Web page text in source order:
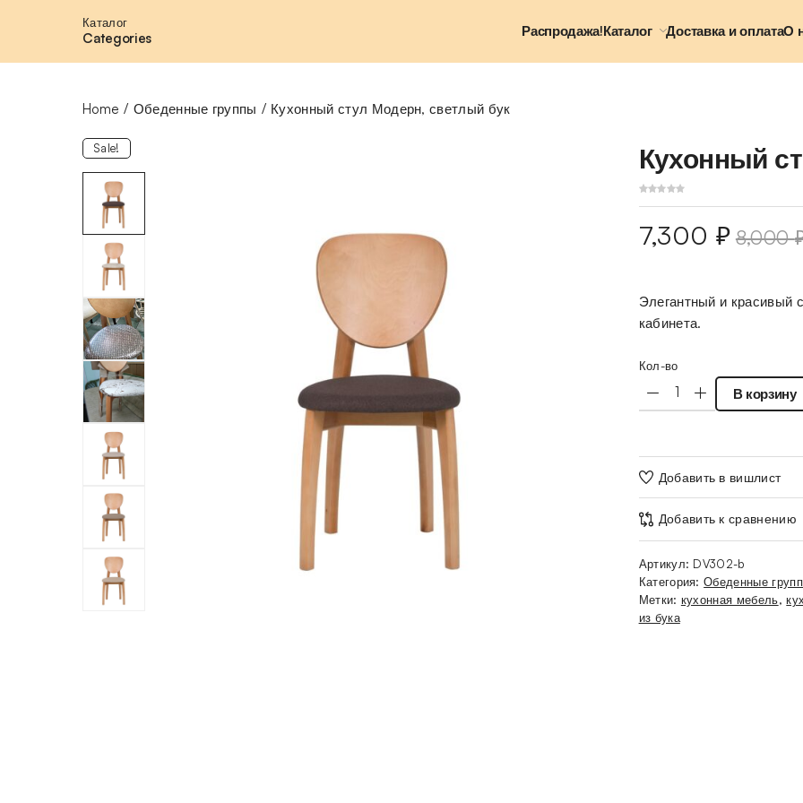
Каталог
Categories Распродажа!Каталог Доставка и оплатаО
Home Обеденные группы Кухонный стул Модерн, светлый бук
Sale! Кухонный
8,000
7,300 ₽
Элегантный и красивый
кабинета.
Кол-во
В корзину
Добавить в вишлист
Добавить к сравнению
Артикул: DV302-b
Категория:Обеденные
Метки: кухонная мебель,
из бука